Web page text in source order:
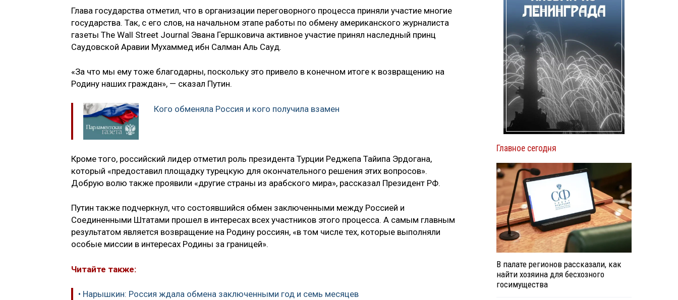
Глава государства отметил, что в организации переговорного процесса приняли участие многие
государства. Так, с его слов, на начальном этапе работы по обмену американского журналиста
газеты The Wall Street Journal Эвана Гершковича активное участие принял наследный принц
Саудовской Аравии Мухаммед ибн Салман Аль Сауд.
«За что мы ему тоже благодарны, поскольку это привело в конечном итоге к возвращению на
Родину наших граждан», — сказал Путин.
Кого обменяла Россия и кого получила взамен
Кроме того, российский лидер отметил роль президента Турции Реджепа Тайипа Эрдогана,
который «предоставил площадку турецкую для окончательного решения этих вопросов».
Добрую волю также проявили «другие страны из арабского мира», рассказал Президент РФ.
Путин также подчеркнул, что состоявшийся обмен заключенными между Россией и
Соединенными Штатами прошел в интересах всех участников этого процесса. А самым главным
результатом является возвращение на Родину россиян, «в том числе тех, которые выполняли
особые миссии в интересах Родины за границей».
Читайте также:
• Нарышкин: Россия ждала обмена заключенными год и семь месяцев
Главное сегодня
В палате регионов рассказали, как
найти хозяина для бесхозного
госимущества